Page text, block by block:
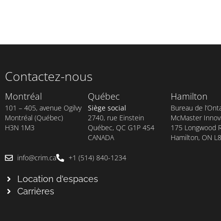
Contactez-nous
Montréal
101 – 405, avenue Ogilvy
Montréal (Québec)
H3N 1M3
Québec
Siège social
2740, rue Einstein
Québec, QC G1P 4S4
CANADA
Hamilton
Bureau de
McMaster
175 Longwood
Hamilton, ON
info@crim.ca +1 (514) 840-1234
Location d'espaces
Carrières